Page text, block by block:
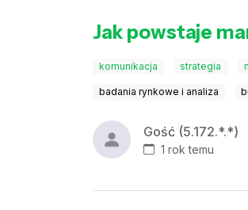
Jak powstaje
komunikacja strategia
badania rynkowe i analiza
Gość (5.172.*.*)
1 rok temu